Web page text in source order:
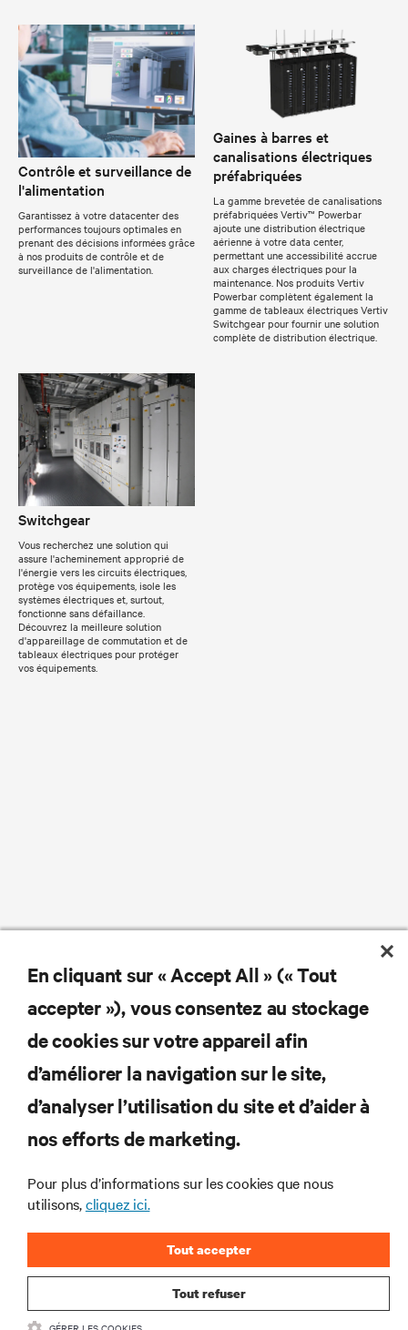
Contrôle et surveillance de
l'alimentation
Garantissez à votre datacenter des
performances toujours optimales en
prenant des décisions informées grâce
à nos produits de contrôle et de
surveillance de l'alimentation.
Gaines à barres et
canalisations électriques
préfabriquées
La gamme brevetée de canalisations
préfabriquées Vertiv™ Powerbar
ajoute une distribution électrique
aérienne à votre data center,
permettant une accessibilité accrue
aux charges électriques pour la
maintenance. Nos produits Vertiv
Powerbar complètent également la
gamme de tableaux électriques Vertiv
Switchgear pour fournir une solution
complète de distribution électrique.
Switchgear
Vous recherchez une solution qui
assure l'acheminement approprié de
l'énergie vers les circuits électriques,
protège vos équipements, isole les
systèmes électriques et, surtout,
fonctionne sans défaillance.
Découvrez la meilleure solution
d'appareillage de commutation et de
tableaux électriques pour protéger
vos équipements.
En cliquant sur « Accept All » (« Tout
accepter »), vous consentez au stockage
de cookies sur votre appareil afin
d’améliorer la navigation sur le site,
d’analyser l’utilisation du site et d’aider à
nos efforts de marketing.
Pour plus d’informations sur les cookies que nous
utilisons,cliquez ici.
Tout refuser
Tout accepter